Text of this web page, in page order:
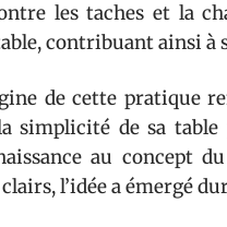
les taches et la
contribuant ainsi à
de cette pratique
simplicité de sa
au concept
l’idée a émergé